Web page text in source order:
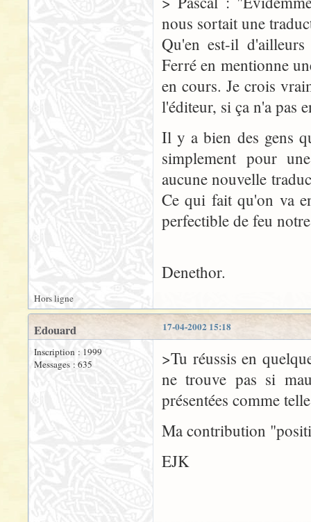
nous sortait une
Qu'en est-il
Ferré en mentionne
en cours. Je crois
l'éditeur, si ça n'a pas
Il y a bien des gens
simplement pour
aucune nouvelle
Ce qui fait qu'on va
perfectible de feu
Denethor.
Hors ligne
17-04-2002 15:18
Edouard
Inscription : 1999
Messages : 635
>Tu réussis en
ne trouve pas si
présentées comme
Ma contribution
EJK